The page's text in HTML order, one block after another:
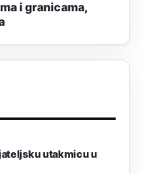
i granicama,
utakmicu u